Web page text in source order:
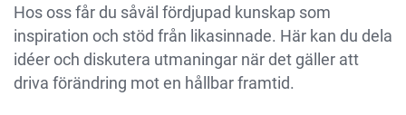
Hos oss får du såväl fördjupad kunskap som
inspiration och stöd från likasinnade. Här kan du dela
idéer och diskutera utmaningar när det gäller att
driva förändring mot en hållbar framtid.